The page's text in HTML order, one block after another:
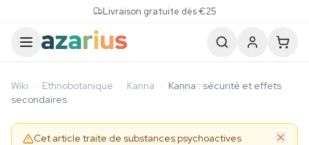
Livraison gratuite dès €25
Wiki · Ethnobotanique · Kanna · Kanna : sécurité et effets
secondaires
Cet article traite de substances psychoactives